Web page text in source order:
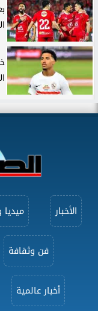
الأخبار
فن وثقافة
أخبار عالمية